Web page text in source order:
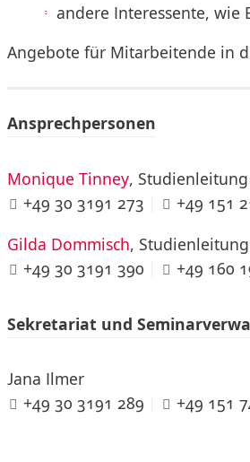
andere Interessente, wie
Angebote für Mitarbeitende in
Ansprechpersonen
Monique Tinney,
+49 30 3191 273
+49 151
Gilda Dommisch,
+49 30 3191 390
+49 160
Sekretariat und
Jana Ilmer
+49 30 3191 289
+49 151